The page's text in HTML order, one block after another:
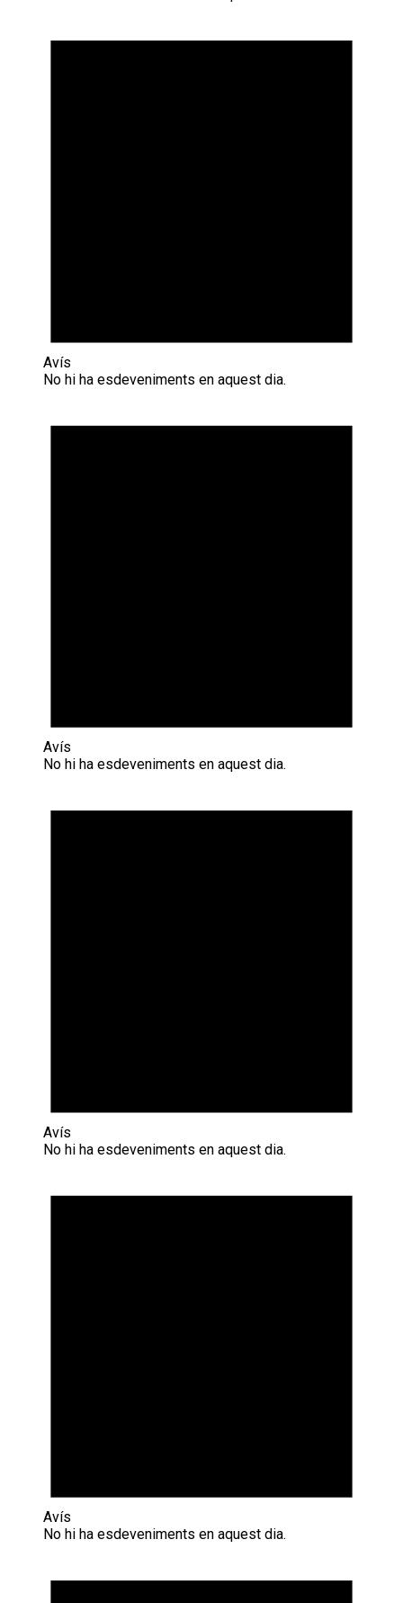
Avís
No hi ha esdeveniments en aquest dia.
Avís
No hi ha esdeveniments en aquest dia.
Avís
No hi ha esdeveniments en aquest dia.
Avís
No hi ha esdeveniments en aquest dia.